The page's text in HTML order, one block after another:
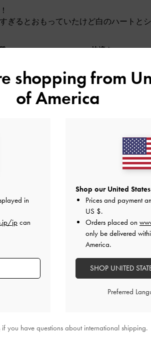
ぎるとおもっていたけど白のハートと
とてもよかった
快適さ
やすいです。耐久性はまだわかりませ
とてもよかった
快適さ
shopping from
of America
in
jpcan
Shop our United
Prices and payment
US $.
Orders placed on
only be delivered
America.
SHOP UNITED
Preferred
if you have questions about international shipping.